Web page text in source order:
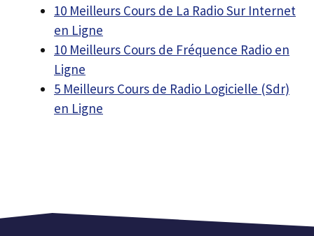
10 Meilleurs Cours de La Radio Sur Internet
en Ligne
10 Meilleurs Cours de Fréquence Radio en
Ligne
5 Meilleurs Cours de Radio Logicielle (Sdr)
en Ligne